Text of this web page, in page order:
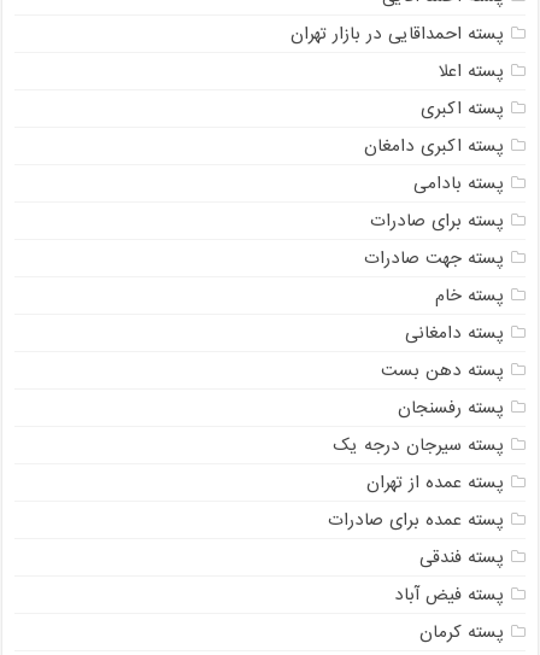
پسته احمداقایی در بازار تهران
پسته اعلا
پسته اکبری
پسته اکبری دامغان
پسته بادامی
پسته برای صادرات
پسته جهت صادرات
پسته خام
پسته دامغانی
پسته دهن بست
پسته رفسنجان
پسته سیرجان درجه یک
پسته عمده از تهران
پسته عمده برای صادرات
پسته فندقی
پسته فیض آباد
پسته کرمان